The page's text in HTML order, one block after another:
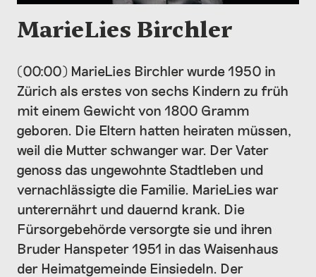
MarieLies Birchler
(00:00) MarieLies Birchler wurde 1950 in
Zürich als erstes von sechs Kindern zu früh
mit einem Gewicht von 1800 Gramm
geboren. Die Eltern hatten heiraten müssen,
weil die Mutter schwanger war. Der Vater
genoss das ungewohnte Stadtleben und
vernachlässigte die Familie. MarieLies war
unterernährt und dauernd krank. Die
Fürsorgebehörde versorgte sie und ihren
Bruder Hanspeter 1951 in das Waisenhaus
der Heimatgemeinde Einsiedeln. Der